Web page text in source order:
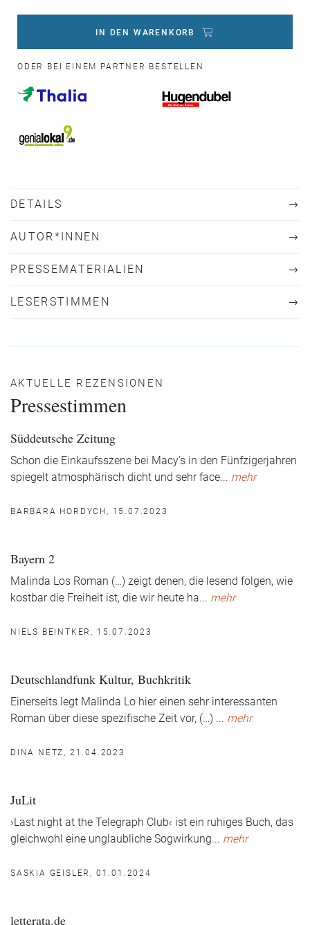
IN DEN WARENKORB
ODER BEI EINEM PARTNER BESTELLEN
DETAILS
AUTOR*INNEN
PRESSEMATERIALIEN
LESERSTIMMEN
AKTUELLE REZENSIONEN
Pressestimmen
Süddeutsche Zeitung
Schon die Einkaufsszene bei Macy’s in den Fünfzigerjahren
spiegelt atmosphärisch dicht und sehr face... mehr
BARBARA HORDYCH, 15.07.2023
Bayern 2
Malinda Los Roman (…) zeigt denen, die lesend folgen, wie
kostbar die Freiheit ist, die wir heute ha... mehr
NIELS BEINTKER, 15.07.2023
Deutschlandfunk Kultur, Buchkritik
Einerseits legt Malinda Lo hier einen sehr interessanten
Roman über diese spezifische Zeit vor, (…) ... mehr
DINA NETZ, 21.04.2023
JuLit
›Last night at the Telegraph Club‹ ist ein ruhiges Buch, das
gleichwohl eine unglaubliche Sogwirkung... mehr
SASKIA GEISLER, 01.01.2024
letterata.de